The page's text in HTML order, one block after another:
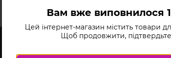
Вам вже виповнилося
Цей інтернет-магазин містить товари
Щоб продовжити, підтвердьте